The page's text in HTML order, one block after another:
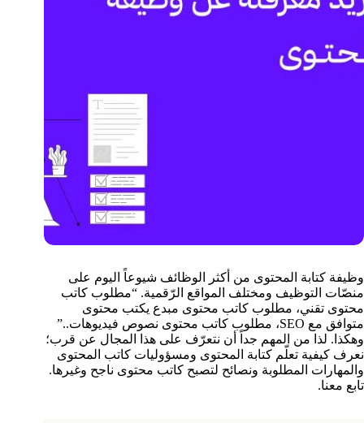
وظيفة كتابة المحتوى من أكثر الوظائف شيوعاً اليوم على
منصّات التوظيف ومختلف المواقع الرّقمية. “مطلوب كاتب
محتوى تقني، مطلوب كاتب محتوى مبدع يكتب محتوى
متوافق مع SEO، مطلوب كاتب محتوى نصوص فيديوهات..”
وهكذا. لذا من المهم جداً أن نتعرّف على هذا المجال عن قرب؛
نعرف كيفية تعلّم كتابة المحتوى ومسؤوليات كاتب المحتوى
والمهارات المطلوبة ونصائح لتصبح كاتب محتوى ناجح وغيرها.
تابع معنا.